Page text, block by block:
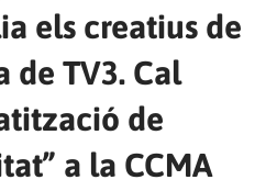
els creatius de
de TV3. Cal
de
a la CCMA